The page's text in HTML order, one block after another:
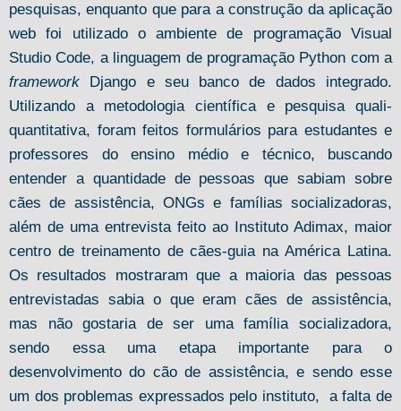
pesquisas, enquanto que para a construção da aplicação
web foi utilizado o ambiente de programação Visual
Studio Code, a linguagem de programação Python com a
framework Django e seu banco de dados integrado.
Utilizando a metodologia científica e pesquisa quali-
quantitativa, foram feitos formulários para estudantes e
professores do ensino médio e técnico, buscando
entender a quantidade de pessoas que sabiam sobre
cães de assistência, ONGs e famílias socializadoras,
além de uma entrevista feito ao Instituto Adimax, maior
centro de treinamento de cães-guia na América Latina.
Os resultados mostraram que a maioria das pessoas
entrevistadas sabia o que eram cães de assistência,
mas não gostaria de ser uma família socializadora,
sendo essa uma etapa importante para o
desenvolvimento do cão de assistência, e sendo esse
um dos problemas expressados pelo instituto, a falta de